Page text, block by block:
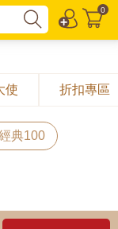
0
使 折扣專區
典100